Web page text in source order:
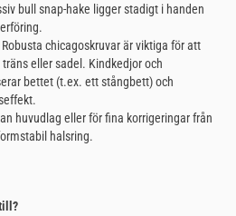
bull snap-hake ligger stadigt i handen
Robusta chicagoskruvar är viktiga för att
eller sadel. Kindkedjor och
bettet (t.ex. ett stångbett) och
huvudlag eller för fina korrigeringar från
halsring.